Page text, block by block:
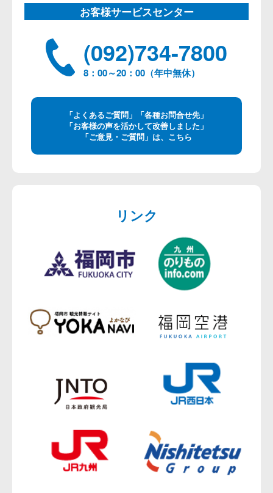
お客様サービスセンター
(092)734-7800
8：00～20：00（年中無休）
「よくあるご質問」「各種お問合せ先」
「お客様の声を活かして改善しました」
「ご意見・ご質問」は、こちら
リンク